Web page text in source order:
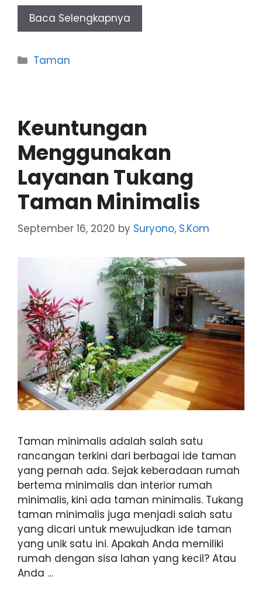
Baca Selengkapnya
Categories
Taman
Keuntungan
Menggunakan
Layanan Tukang
Taman Minimalis
September 16, 2020 by Suryono, S.Kom
Taman minimalis adalah salah satu
rancangan terkini dari berbagai ide taman
yang pernah ada. Sejak keberadaan rumah
bertema minimalis dan interior rumah
minimalis, kini ada taman minimalis. Tukang
taman minimalis juga menjadi salah satu
yang dicari untuk mewujudkan ide taman
yang unik satu ini. Apakah Anda memiliki
rumah dengan sisa lahan yang kecil? Atau
Anda …